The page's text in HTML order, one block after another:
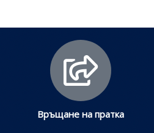
Връщане на пратка